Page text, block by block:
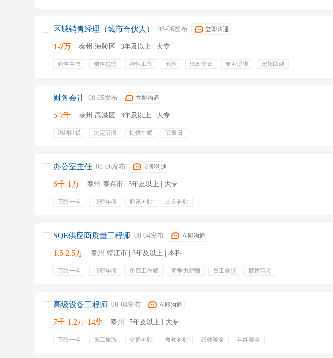
区域销售经理（城市合伙人） 08-06发布 立即沟通
1-2万 泰州·海陵区 | 3年及以上 | 大专
销售主管 销售总监 弹性工作 五险 绩效奖金 专业培训
定期团建
财务会计 08-05发布 立即沟通
5-7千 泰州·高港区 | 3年及以上 | 大专
缴纳社保 法定节假 提供午餐 节假日
办公室主任 08-06发布 立即沟通
6千-1万 泰州·泰兴市 | 3年及以上 | 大专
五险一金 带薪年假 通讯补贴 出差补贴
SQE供应商质量工程师 08-04发布 立即沟通
1.5-2.5万 泰州·靖江市 | 3年及以上 | 本科
五险一金 带薪年假 免费工作餐 竞争力薪酬 员工食堂
团建活动
高级设备工程师 08-04发布 立即沟通
7千-1.2万·14薪 泰州 | 5年及以上 | 大专
五险一金 员工旅游 交通补贴 餐饮补贴 绩效奖金
年终奖金